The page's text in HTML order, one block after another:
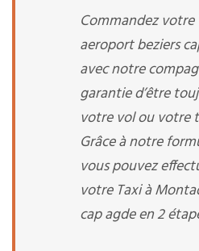
Commandez
aeroport beziers
avec notre
garantie d’être
votre vol ou votre
Grâce à notre
vous pouvez
votre Taxi à
cap agde en 2